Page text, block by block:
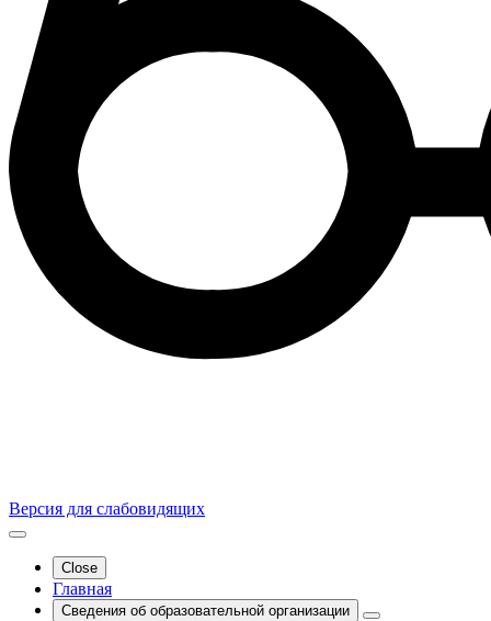
Версия для слабовидящих
Close
Главная
Сведения об образовательной организации